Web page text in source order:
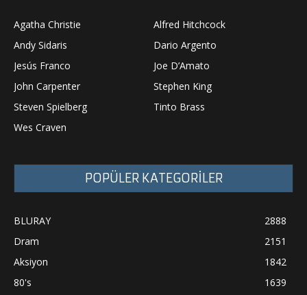
Agatha Christie
Alfred Hitchcock
Andy Sidaris
Dario Argento
Jesús Franco
Joe D’Amato
John Carpenter
Stephen King
Steven Spielberg
Tinto Brass
Wes Craven
POPÜLER KATEGORİLER
BLURAY
2888
Dram
2151
Aksiyon
1842
80's
1639